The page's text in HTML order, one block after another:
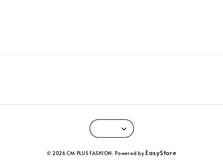
© 2026 CM PLUS FASHION. Powered by EasyStore